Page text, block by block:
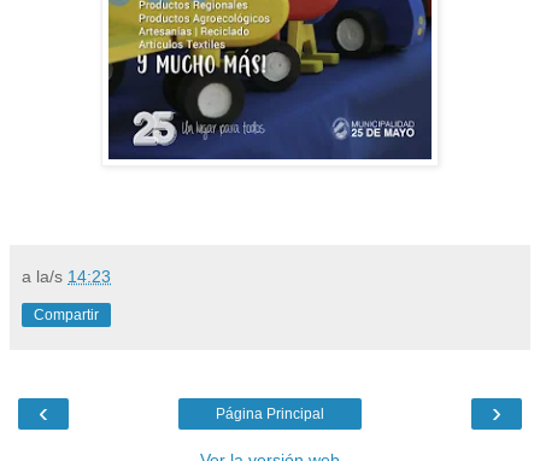
a la/s 14:23
Compartir
‹ ›
Página Principal